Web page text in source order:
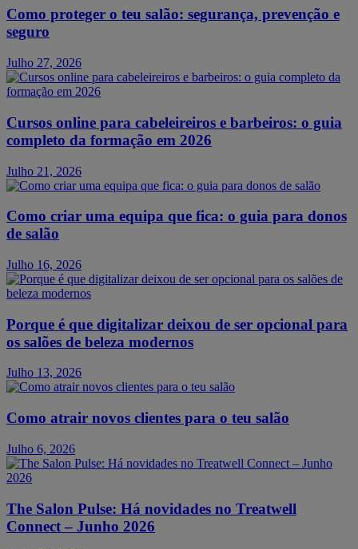
Como proteger o teu salão: segurança, prevenção e
seguro
Julho 27, 2026
Cursos online para cabeleireiros e barbeiros: o guia
completo da formação em 2026
Julho 21, 2026
Como criar uma equipa que fica: o guia para donos
de salão
Julho 16, 2026
Porque é que digitalizar deixou de ser opcional para
os salões de beleza modernos
Julho 13, 2026
Como atrair novos clientes para o teu salão
Julho 6, 2026
The Salon Pulse: Há novidades no Treatwell
Connect – Junho 2026